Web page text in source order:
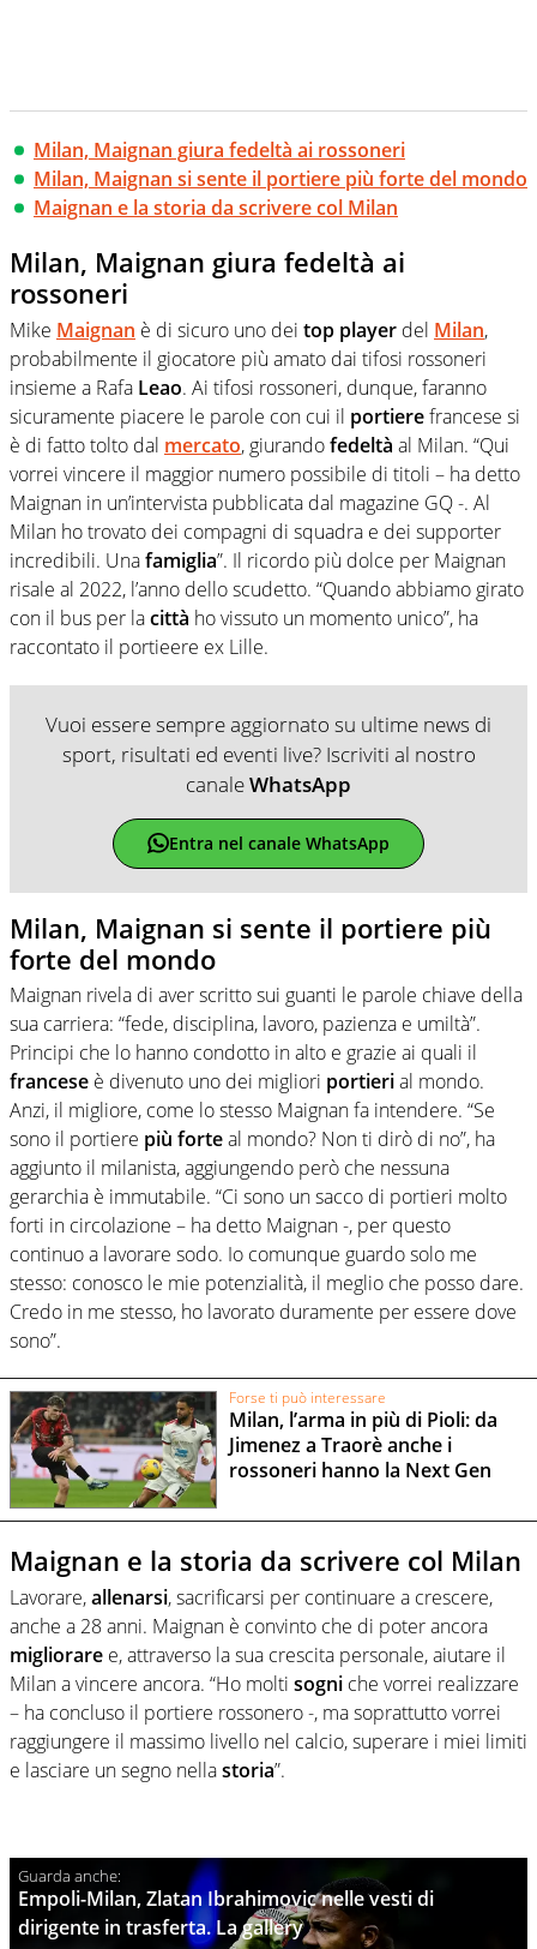
Milan, Maignan giura fedeltà ai rossoneri
Milan, Maignan si sente il portiere più forte del mondo
Maignan e la storia da scrivere col Milan
Milan, Maignan giura fedeltà ai
rossoneri
Mike Maignan è di sicuro uno dei top player del Milan,
probabilmente il giocatore più amato dai tifosi rossoneri
insieme a Rafa Leao. Ai tifosi rossoneri, dunque, faranno
sicuramente piacere le parole con cui il portierefrancese si
è di fatto tolto dal mercato, giurandofedeltà al Milan. “Qui
vorrei vincere il maggior numero possibile di titoli – ha detto
Maignan in un’intervista pubblicata dal magazine GQ -. Al
Milan ho trovato dei compagni di squadra e dei supporter
incredibili. Unafamiglia”. Il ricordo più dolce per Maignan
risale al 2022, l’anno dello scudetto. “Quando abbiamo girato
con il bus per lacittà ho vissuto un momento unico”, ha
raccontato il portieere ex Lille.
Vuoi essere sempre aggiornato su ultime news di
sport, risultati ed eventi live? Iscriviti al nostro
canaleWhatsApp
Entra nel canale WhatsApp
Milan, Maignan si sente il portiere più
forte del mondo
Maignan rivela di aver scritto sui guanti le parole chiave della
sua carriera: “fede, disciplina, lavoro, pazienza e umiltà”.
Principi che lo hanno condotto in alto e grazie ai quali il
francese è divenuto uno dei migliori portierial mondo.
Anzi, il migliore, come lo stesso Maignan fa intendere. “Se
sono il portiere più forteal mondo? Non ti dirò di no”, ha
aggiunto il milanista, aggiungendo però che nessuna
gerarchia è immutabile. “Ci sono un sacco di portieri molto
forti in circolazione – ha detto Maignan -, per questo
continuo a lavorare sodo. Io comunque guardo solo me
stesso: conosco le mie potenzialità, il meglio che posso dare.
Credo in me stesso, ho lavorato duramente per essere dove
sono”.
Forse ti può interessare
Milan, l’arma in più di Pioli: da
Jimenez a Traorè anche i
rossoneri hanno la Next Gen
Maignan e la storia da scrivere col Milan
Lavorare,allenarsi, sacrificarsi per continuare a crescere,
anche a 28 anni. Maignan è convinto che di poter ancora
migliorare e, attraverso la sua crescita personale, aiutare il
Milan a vincere ancora. “Ho molti sogni che vorrei realizzare
– ha concluso il portiere rossonero -, ma soprattutto vorrei
raggiungere il massimo livello nel calcio, superare i miei limiti
e lasciare un segno nellastoria”.
Empoli-Milan, Zlatan Ibrahimovic nelle vesti di
dirigente in trasferta. La gallery